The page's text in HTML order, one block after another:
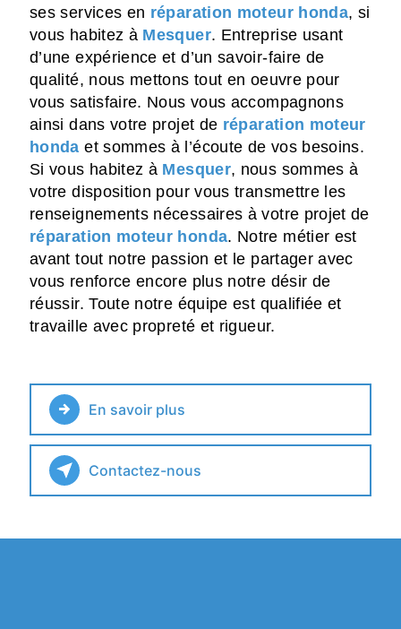
ses services en réparation moteur honda, si
vous habitez à Mesquer. Entreprise usant
d’une expérience et d’un savoir-faire de
qualité, nous mettons tout en oeuvre pour
vous satisfaire. Nous vous accompagnons
ainsi dans votre projet de réparation moteur
honda et sommes à l’écoute de vos besoins.
Si vous habitez à Mesquer, nous sommes à
votre disposition pour vous transmettre les
renseignements nécessaires à votre projet de
réparation moteur honda. Notre métier est
avant tout notre passion et le partager avec
vous renforce encore plus notre désir de
réussir. Toute notre équipe est qualifiée et
travaille avec propreté et rigueur.
En savoir plus
Contactez-nous